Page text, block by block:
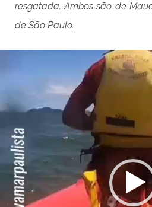
resgatada. Ambos são de
de São Paulo.